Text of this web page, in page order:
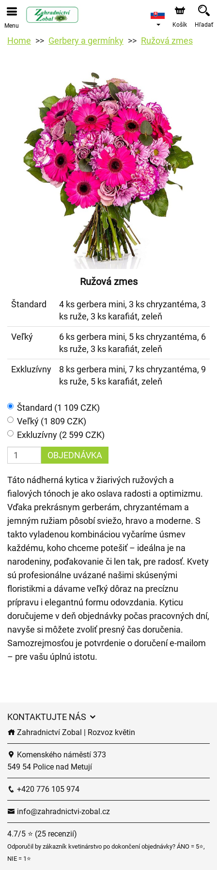
Menu Košík Hľadať
Home Gerbery a germínky Ružová zmes
Ružová zmes
Štandard
4 ks gerbera mini, 3 ks chryzantéma, 3
ks ruže, 3 ks karafiát, zeleň
Veľký
6 ks gerbera mini, 5 ks chryzantéma, 6
ks ruže, 3 ks karafiát, zeleň
Exkluzívny
8 ks gerbera mini, 7 ks chryzantéma, 9
ks ruže, 5 ks karafiát, zeleň
Štandard (1 109 CZK)
Veľký (1 809 CZK)
Exkluzívny (2 599 CZK)
OBJEDNÁVKA
Táto nádherná kytica v žiarivých ružových a
fialových tónoch je ako oslava radosti a optimizmu.
Vďaka prekrásnym gerberám, chryzantémam a
jemným ružiam pôsobí sviežo, hravo a moderne. S
takto vyladenou kombináciou vyčaríme úsmev
každému, koho chceme potešiť – ideálna je na
narodeniny, poďakovanie či len tak, pre radosť. Kvety
sú profesionálne uvázané našimi skúsenými
floristikmi a dávame veľký dôraz na precíznu
prípravu i elegantnú formu odovzdania. Kyticu
doručujeme v deň objednávky počas pracovných dní,
navyše si môžete zvoliť presný čas doručenia.
Samozrejmosťou je potvrdenie o doručení e-mailom
– pre vašu úplnú istotu.
KONTAKTUJTE NÁS
Zahradnictví Zobal | Rozvoz květin
Komenského náměstí 373
549 54 Police nad Metují
+420 776 105 974
info@zahradnictvi-zobal.cz
4.7/5 ⭐ (25 recenzií)
Odporučil by zákazník kvetinárstvo po dokončení objednávky? ÁNO = 5⭐,
NIE = 1⭐